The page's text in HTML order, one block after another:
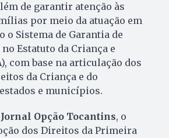
de garantir atenção às
por meio da atuação em
o Sistema de Garantia de
Estatuto da Criança e
com base na articulação dos
da Criança e do
e municípios.
Jornal Opção Tocantins, o
dos Direitos da Primeira